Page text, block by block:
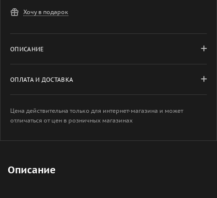
Хочу в подарок
ОПИСАНИЕ
ОПЛАТА И ДОСТАВКА
Цена действительна только для интернет-магазина и может
отличаться от цен в розничных магазинах
Описание